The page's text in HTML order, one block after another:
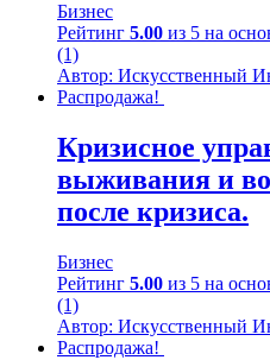
Бизнес
Рейтинг 5.00 из 5 на
(1)
Автор: Искусственный
Распродажа!
Кризисное
выживания и
после кризиса.
Бизнес
Рейтинг 5.00 из 5 на
(1)
Автор: Искусственный
Распродажа!